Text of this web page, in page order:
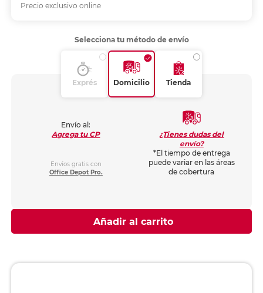
Precio exclusivo online
Selecciona tu método de envío
Exprés Domicilio Tienda
Envío al:
Agrega tu CP
Envíos gratis con
Office Depot Pro.
¿Tienes dudas del
envío?
*El tiempo de entrega
puede variar en las áreas
de cobertura
Añadir al carrito